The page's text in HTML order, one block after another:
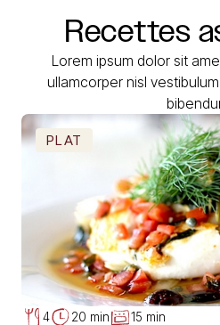
Recettes
Lorem ipsum dolor sit
ullamcorper nisl
PLAT
4 20 min 15 min